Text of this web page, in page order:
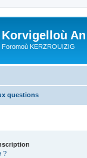
Korvigelloù An
Foromoù KERZROUIZIG
questions
?